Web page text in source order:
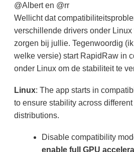
@Albert en @rr
Wellicht dat
verschillende drivers onder Linux
zorgen bij jullie. Tegenwoordig
welke versie) start RapidRaw in
onder Linux om de stabiliteit te
Linux: The app starts in
to ensure stability across
distributions.
Disable compatibility
enable full GPU